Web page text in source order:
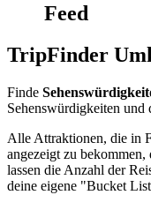
Feed
TripFinder
Finde Sehenswürdigkeit
Sehenswürdigkeiten und
Alle Attraktionen, die in
angezeigt zu
lassen die Anzahl der
deine eigene "Bucket